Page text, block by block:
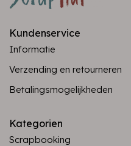
Kundenservice
Informatie
Verzending en retourneren
Betalingsmogelijkheden
Kategorien
Scrapbooking